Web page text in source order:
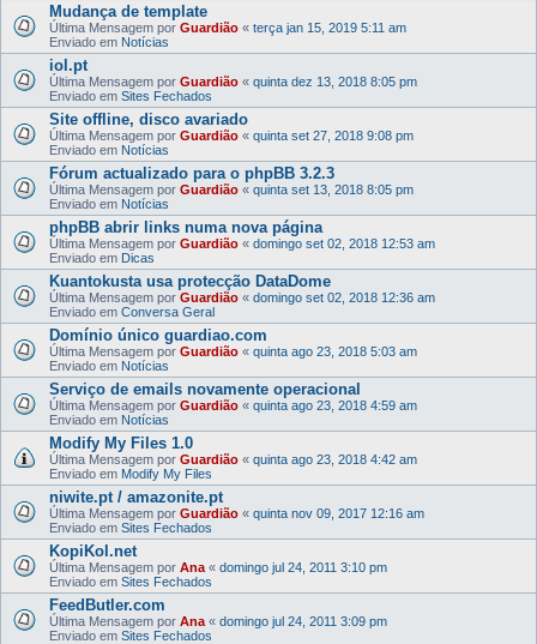
Mudança de template
Última Mensagem por Guardião « terça jan 15, 2019 5:11 am
Enviado em Notícias
iol.pt
Última Mensagem por Guardião « quinta dez 13, 2018 8:05 pm
Enviado em Sites Fechados
Site offline, disco avariado
Última Mensagem por Guardião « quinta set 27, 2018 9:08 pm
Enviado em Notícias
Fórum actualizado para o phpBB 3.2.3
Última Mensagem por Guardião « quinta set 13, 2018 8:05 pm
Enviado em Notícias
phpBB abrir links numa nova página
Última Mensagem por Guardião « domingo set 02, 2018 12:53 am
Enviado em Dicas
Kuantokusta usa protecção DataDome
Última Mensagem por Guardião « domingo set 02, 2018 12:36 am
Enviado em Conversa Geral
Domínio único guardiao.com
Última Mensagem por Guardião « quinta ago 23, 2018 5:03 am
Enviado em Notícias
Serviço de emails novamente operacional
Última Mensagem por Guardião « quinta ago 23, 2018 4:59 am
Enviado em Notícias
Modify My Files 1.0
Última Mensagem por Guardião « quinta ago 23, 2018 4:42 am
Enviado em Modify My Files
niwite.pt / amazonite.pt
Última Mensagem por Guardião « quinta nov 09, 2017 12:16 am
Enviado em Sites Fechados
KopiKol.net
Última Mensagem por Ana « domingo jul 24, 2011 3:10 pm
Enviado em Sites Fechados
FeedButler.com
Última Mensagem por Ana « domingo jul 24, 2011 3:09 pm
Enviado em Sites Fechados